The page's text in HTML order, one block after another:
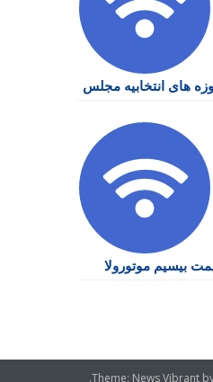
های انتخابیه مجلس
بیسیم موتورولا
Theme: News Vibrant
.